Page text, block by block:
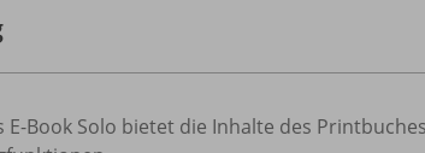
E-Book Solo bietet die Inhalte des